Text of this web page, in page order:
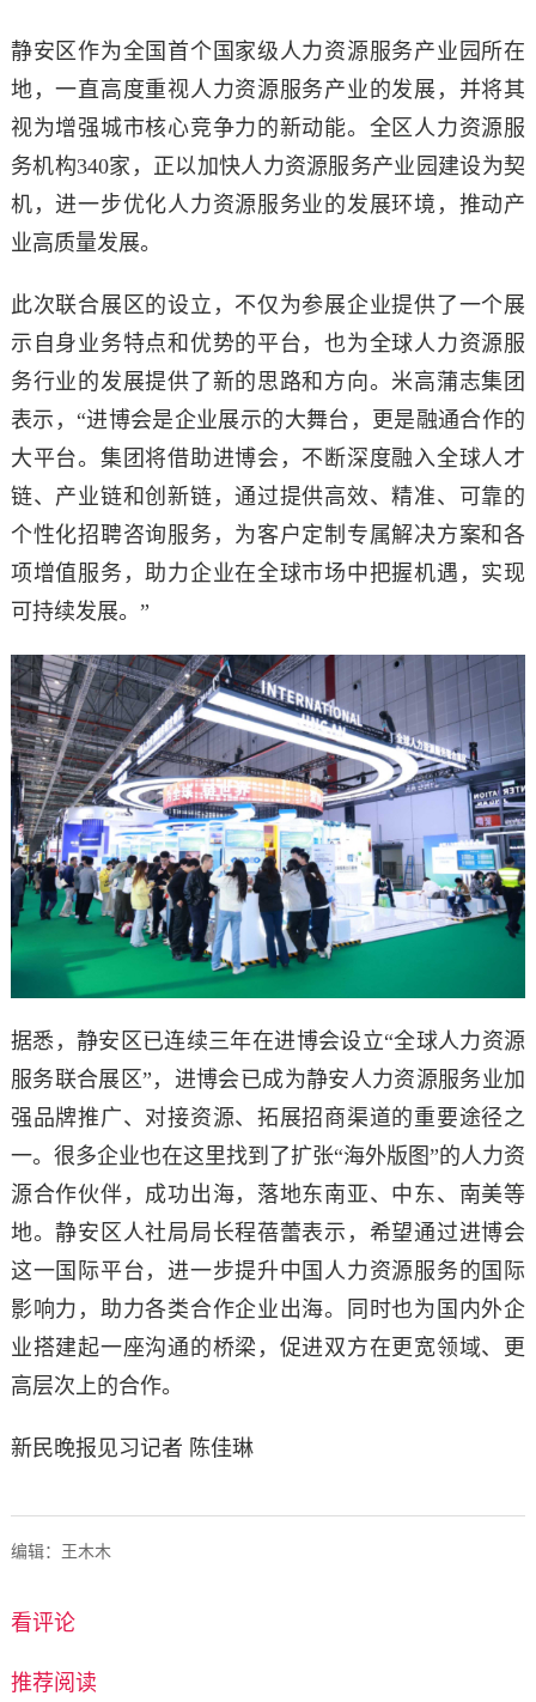
静安区作为全国首个国家级人力资源服务产业园所在
地，一直高度重视人力资源服务产业的发展，并将其
视为增强城市核心竞争力的新动能。全区人力资源服
务机构340家，正以加快人力资源服务产业园建设为契
机，进一步优化人力资源服务业的发展环境，推动产
业高质量发展。
此次联合展区的设立，不仅为参展企业提供了一个展
示自身业务特点和优势的平台，也为全球人力资源服
务行业的发展提供了新的思路和方向。米高蒲志集团
表示，“进博会是企业展示的大舞台，更是融通合作的
大平台。集团将借助进博会，不断深度融入全球人才
链、产业链和创新链，通过提供高效、精准、可靠的
个性化招聘咨询服务，为客户定制专属解决方案和各
项增值服务，助力企业在全球市场中把握机遇，实现
可持续发展。”
据悉，静安区已连续三年在进博会设立“全球人力资源
服务联合展区”，进博会已成为静安人力资源服务业加
强品牌推广、对接资源、拓展招商渠道的重要途径之
一。很多企业也在这里找到了扩张“海外版图”的人力资
源合作伙伴，成功出海，落地东南亚、中东、南美等
地。静安区人社局局长程蓓蕾表示，希望通过进博会
这一国际平台，进一步提升中国人力资源服务的国际
影响力，助力各类合作企业出海。同时也为国内外企
业搭建起一座沟通的桥梁，促进双方在更宽领域、更
高层次上的合作。
新民晚报见习记者 陈佳琳
编辑：王木木
看评论
推荐阅读